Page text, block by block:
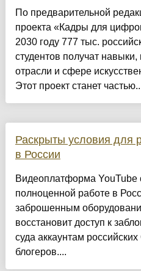
По предварительной
проекта «Кадры для
2030 году 777 тыс.
студентов получат
отрасли и сфере
Этот проект станет
Раскрыты условия для
в России
Видеоплатформа YouTube
полноценной работе в
заброшенным
восстановит доступ к
суда аккаунтам
блогеров....